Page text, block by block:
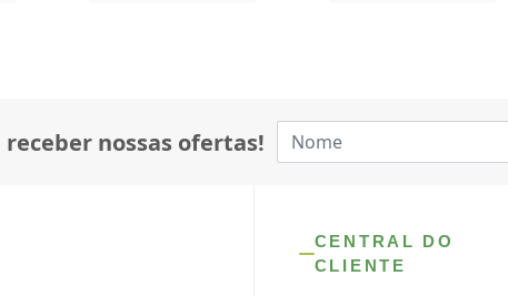
nossas ofertas!
CENTRAL DO
CLIENTE